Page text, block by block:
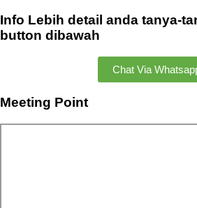
Info Lebih detail anda tanya-
button dibawah
Chat Via
Meeting Point